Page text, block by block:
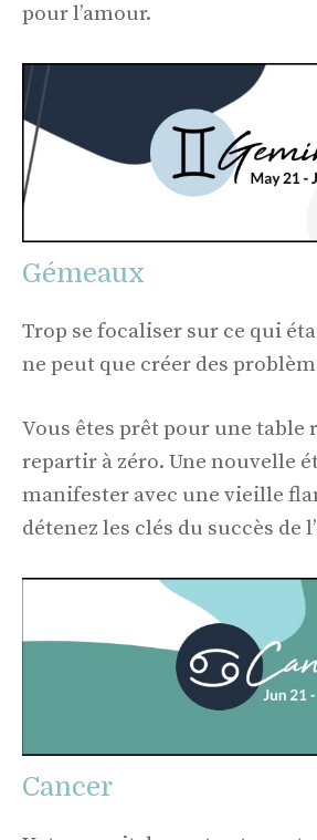
pour l’amour.
Gémeaux
Trop se focaliser sur ce qui
ne peut que créer des
Vous êtes prêt pour une table
repartir à zéro. Une nouvelle
manifester avec une vieille
détenez les clés du succès de
Cancer